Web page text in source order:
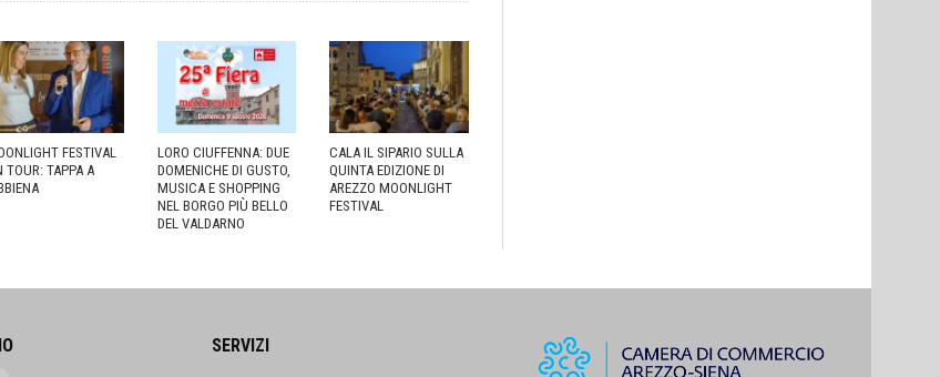
FESTIVAL
TOUR: TAPPA A
LORO CIUFFENNA: DUE
DOMENICHE DI GUSTO,
MUSICA E SHOPPING
NEL BORGO PIÙ BELLO
DEL VALDARNO
CALA IL SIPARIO SULLA
QUINTA EDIZIONE DI
AREZZO MOONLIGHT
FESTIVAL
SERVIZI